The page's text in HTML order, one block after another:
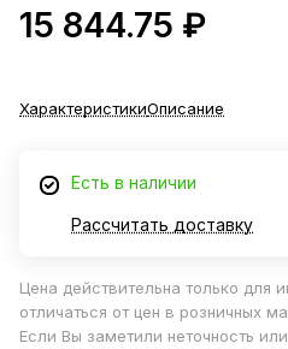
15 844.75 ₽
ХарактеристикиОписание
Есть в наличии
Рассчитать доставку
Цена действительна только для
отличаться от цен в розничных
Если Вы заметили неточность